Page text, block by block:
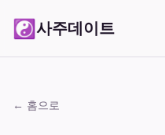
☯사주데이트
← 홈으로